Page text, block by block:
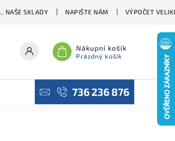
NAŠE SKLADY NAPIŠTE NÁM VÝPOČET
Nákupní košík
Prázdný košík
PODMÍNKY PODMÍNKY OCHRANY
736 236 876